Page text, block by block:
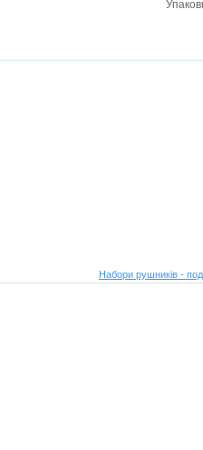
Набори рушників -